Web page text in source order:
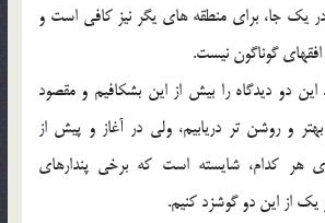
يك جا، براي منطقه هاي يگر نيز كافي است و
گوناگون نيست.
اين دو ديدگاه را بيش از اين بشكافيم و مقصود
و روشن تر دريابيم، ولي در آغاز و پيش از
هر كدام، شايسته است كه برخي پندارهاي
يك از اين دو گوشزد كنيم.